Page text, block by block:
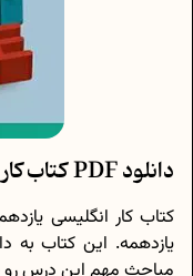
دانلود PDF کتاب کار زبان یازدهم ریاضی
کتاب کار انگلیسی
یازدهمه. این کتاب به